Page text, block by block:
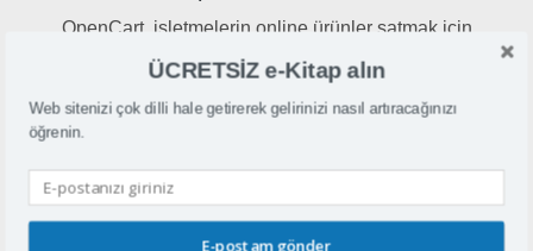
OpenCart, işletmelerin online ürünler satmak için
kullanabilecekleri tamamen özelleştirilebilir, açık kaynaklı
ve kullanıcı dostu bir e-ticaret platformudur
ÜCRETSİZ e-Kitap alın
Web sitenizi çok dilli hale getirerek gelirinizi nasıl artıracağınızı
öğrenin.
E-postam gönder